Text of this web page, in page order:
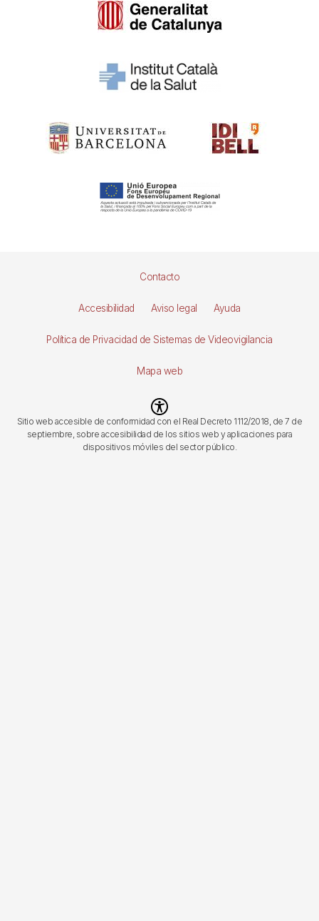
Contacto
Accesibilidad Aviso legal Ayuda
Política de Privacidad de Sistemas de Videovigilancia
Mapa web
Imagen
Sitio web accesible de conformidad con el Real Decreto 1112/2018, de 7 de
septiembre, sobre accesibilidad de los sitios web y aplicaciones para
dispositivos móviles del sector público.